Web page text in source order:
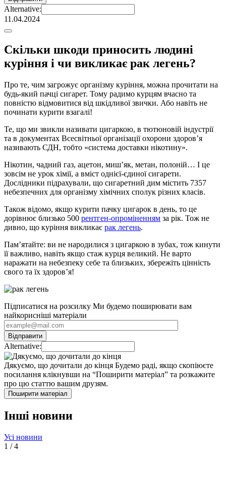
Alternative:
11.04.2024
Скільки шкоди приносить людині
куріння і чи викликає рак легень?
Про те, чим загрожує організму куріння, можна прочитати на
будь-який пачці сигарет. Тому радимо курцям вчасно та
повністю відмовитися від шкідливої ​​звички. Або навіть не
починати курити взагалі!
Те, що ми звикли називати цигаркою, в тютюновій індустрії
та в документах Всесвітньої організації охорони здоров’я
називають СДН, тобто «система доставки нікотину».
Нікотин, чадний газ, ацетон, миш’як, метан, полоній… І це
зовсім не урок хімії, а вміст однієї-єдиної сигарети.
Дослідники підрахували, що сигаретний дим містить 7357
небезпечних для організму хімічних сполук різних класів.
Також відомо, якщо курити пачку цигарок в день, то це
дорівнює близько 500 рентген-опроміненням за рік. Тож не
дивно, що куріння викликає рак легень.
Пам’ятайте: ви не народилися з цигаркою в зубах, тож кинути
її важливо, навіть якщо стаж курця великий. Не варто
наражати на небезпеку себе та близьких, збережіть цінність
свого та їх здоров’я!
Підписатися на розсилку Ми будемо поширювати вам
найкорисніші матеріали
Alternative:
Дякуємо, що дочитали до кінця Будемо раді, якщо скопіюєте
посилання клікнувши на “Поширити матеріал” та розкажите
про цю статтю вашим друзям.
Поширити матеріал
Інші новини
Усі новини
1 /4